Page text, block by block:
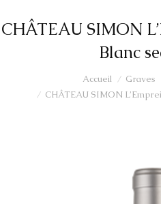
CHÂTEAU SIMON
Blanc
Accueil Graves
CHÂTEAU SIMON